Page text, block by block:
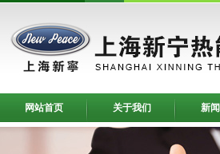
网站首页 关于我们 新